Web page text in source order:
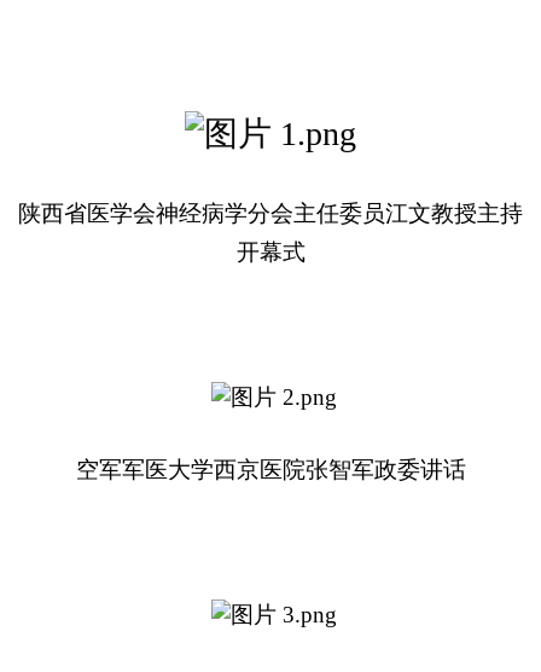
陕西省医学会神经病学分会主任委员江文教授主持
开幕式
空军军医大学西京医院张智军政委讲话